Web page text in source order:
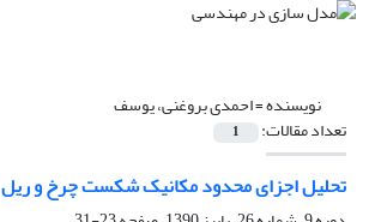
نویسنده =احمدی بروغنی، یوسف
تعداد مقالات: 1
تحلیل اجزای محدود مکانیک شکست چرخ و ریل